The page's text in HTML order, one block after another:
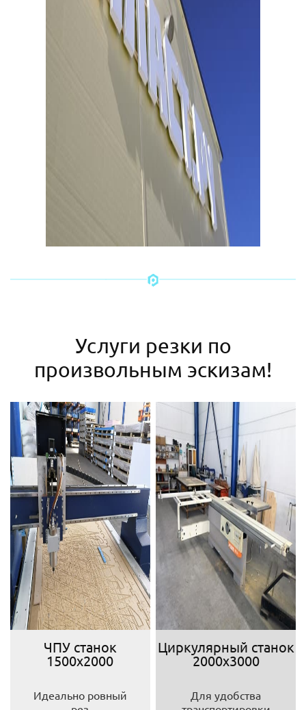
Услуги резки по
произвольным эскизам!
ЧПУ станок
1500х2000
Идеально ровный
Циркулярный станок
2000х3000
Для удобства